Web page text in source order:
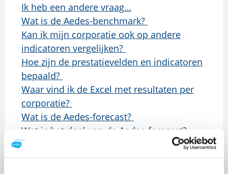
Ik heb een andere vraag…
Wat is de Aedes-benchmark?
Kan ik mijn corporatie ook op andere
indicatoren vergelijken?
Hoe zijn de prestatievelden en indicatoren
bepaald?
Waar vind ik de Excel met resultaten per
corporatie?
Wat is de Aedes-forecast?
Wat is het doel van de Aedes-forecast?
Waar vind ik de routekaart